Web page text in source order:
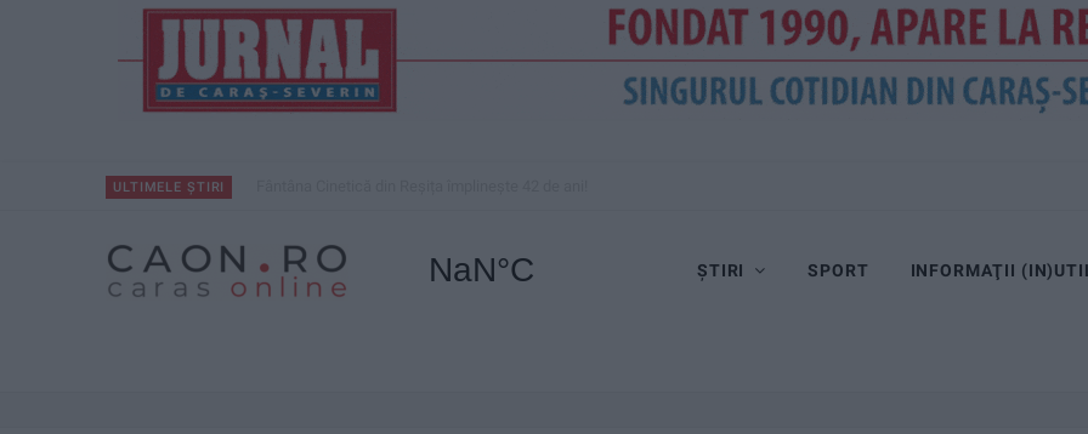
ULTIMELE ȘTIRI
ȘTIRI SPORT INFORMAŢII